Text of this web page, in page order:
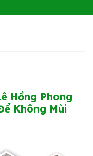
Hồng Phong
Không Mùi